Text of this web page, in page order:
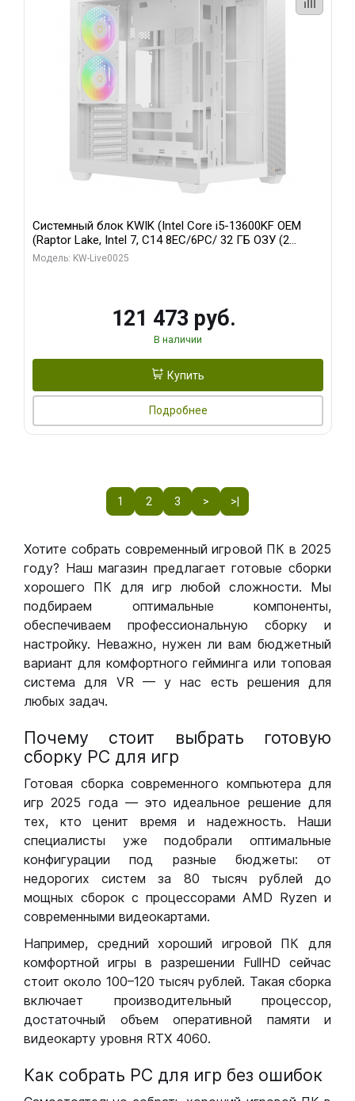
Системный блок KWIK (Intel Core i5-13600KF OEM
(Raptor Lake, Intel 7, C14 8EC/6PC/ 32 ГБ ОЗУ (2
модуля)/ Gigabyte RTX5060 WINDFORCE OC 8GB
Модель: KW-Live0025
121 473 руб.
В наличии
Купить
Подробнее
1 2 3 > >|
Хотите собрать современный игровой ПК в 2025
году? Наш магазин предлагает готовые сборки
хорошего ПК для игр любой сложности. Мы
подбираем оптимальные компоненты,
обеспечиваем профессиональную сборку и
настройку. Неважно, нужен ли вам бюджетный
вариант для комфортного гейминга или топовая
система для VR — у нас есть решения для
любых задач.
Почему стоит выбрать готовую
сборку РС для игр
Готовая сборка современного компьютера для
игр 2025 года — это идеальное решение для
тех, кто ценит время и надежность. Наши
специалисты уже подобрали оптимальные
конфигурации под разные бюджеты: от
недорогих систем за 80 тысяч рублей до
мощных сборок с процессорами AMD Ryzen и
современными видеокартами.
Например, средний хороший игровой ПК для
комфортной игры в разрешении FullHD сейчас
стоит около 100–120 тысяч рублей. Такая сборка
включает производительный процессор,
достаточный объем оперативной памяти и
видеокарту уровня RTX 4060.
Как собрать РС для игр без ошибок